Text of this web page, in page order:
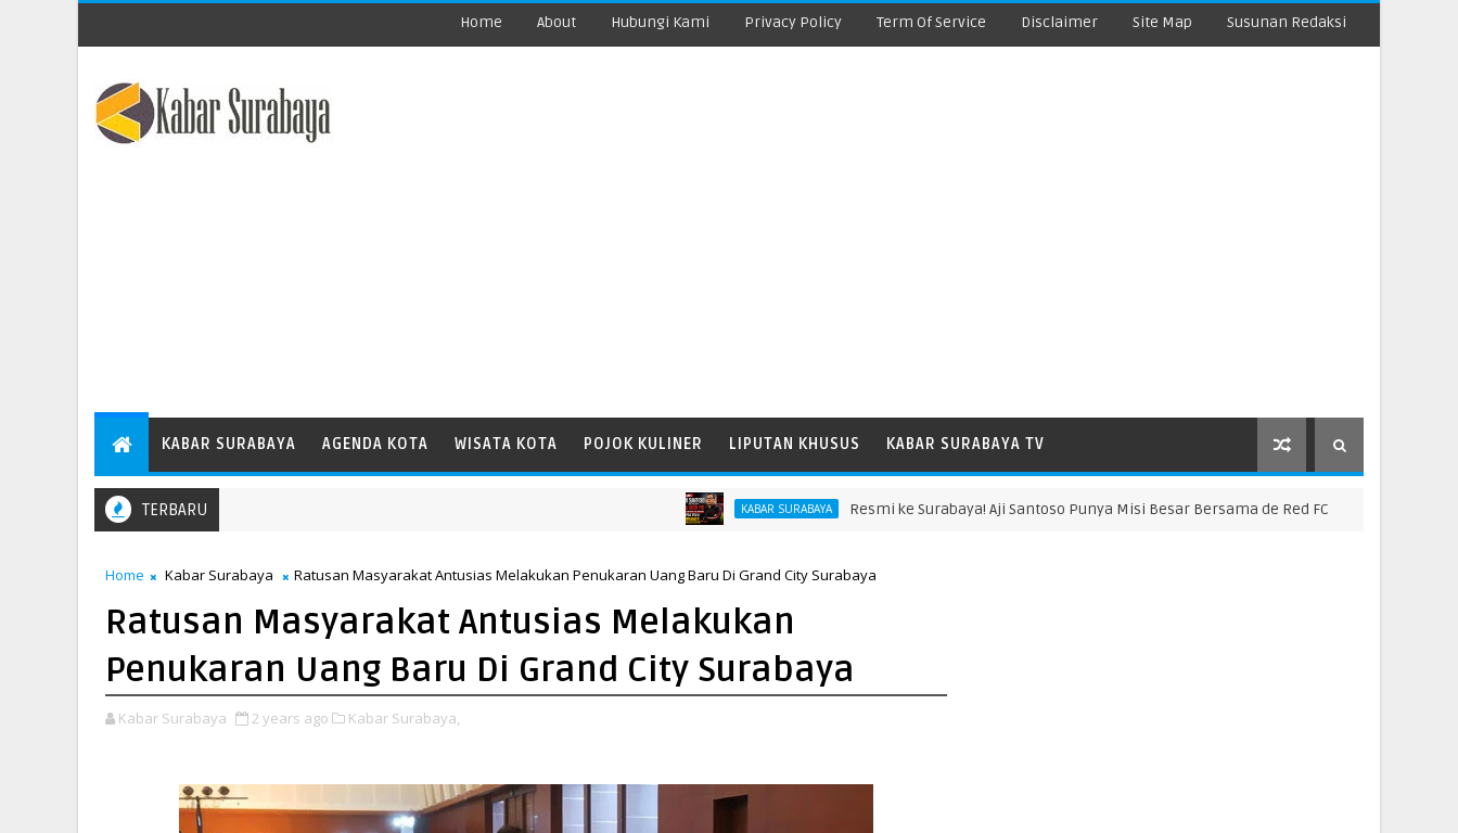
Home About Hubungi Kami Privacy Policy Term Of Service Disclaimer Site Map Susunan Redaksi
KABAR SURABAYA AGENDA KOTA WISATA KOTA POJOK KULINER LIPUTAN KHUSUS KABAR SURABAYA TV
TERBARU KABAR SURABAYA Resmi ke Surabaya! Aji Santoso Punya Misi Besar Bersama de Red FC
Home Kabar Surabaya Ratusan Masyarakat Antusias Melakukan Penukaran Uang Baru Di Grand City Surabaya
Ratusan Masyarakat Antusias Melakukan
Penukaran Uang Baru Di Grand City Surabaya
Kabar Surabaya 2 years ago Kabar Surabaya,